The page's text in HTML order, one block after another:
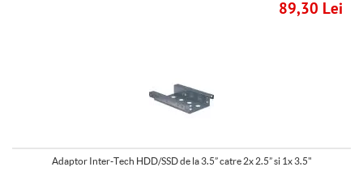
89,30 Lei
Adaptor Inter-Tech HDD/SSD de la 3.5” catre 2x 2.5” si 1x 3.5"